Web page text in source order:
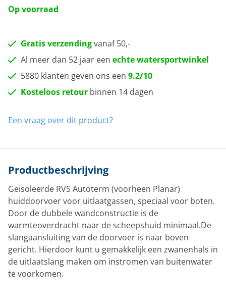
Op voorraad
Gratis verzendingvanaf 50,-
Al meer dan 52 jaar een echte watersportwinkel
5880 klanten geven ons een 9.2/10
Kosteloos retour binnen 14 dagen
Een vraag over dit product?
Productbeschrijving
Geisoleerde RVS Autoterm (voorheen Planar)
huiddoorvoer voor uitlaatgassen, speciaal voor boten.
Door de dubbele wandconstructie is de
warmteoverdracht naar de scheepshuid minimaal.De
slangaansluiting van de doorvoer is naar boven
gericht. Hierdoor kunt u gemakkelijk een zwanenhals in
de uitlaatslang maken om instromen van buitenwater
te voorkomen.